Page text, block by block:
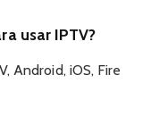
usar IPTV?
Android, iOS, Fire